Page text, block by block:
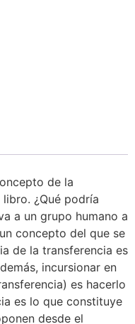
de la
¿Qué podría
a un grupo humano a
concepto del que se
de la transferencia es
incursionar en
es hacerlo
es lo que constituye
desde el